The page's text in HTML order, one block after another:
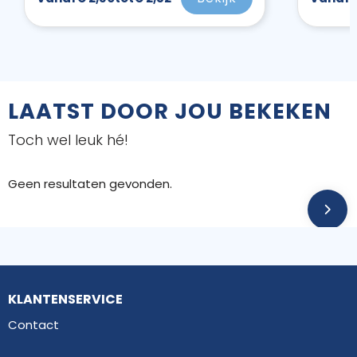
LAATST DOOR JOU BEKEKEN
Toch wel leuk hé!
Geen resultaten gevonden.
KLANTENSERVICE
Contact